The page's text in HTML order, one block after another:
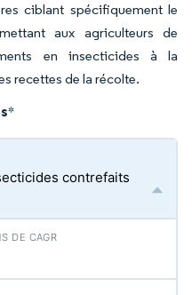
ciblant spécifiquement le
aux agriculteurs de
en insecticides à la
recettes de la récolte.
*
contrefaits